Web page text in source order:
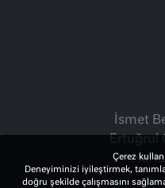
İsmet
Çerez
Deneyiminizi iyileştirmek,
doğru şekilde çalışmasını